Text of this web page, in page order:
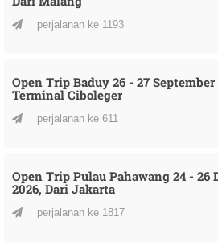
perjalanan ke 1193
Open Trip Baduy 26 - 27 September
Terminal Ciboleger
perjalanan ke 611
Open Trip Pulau Pahawang 24 - 26
2026, Dari Jakarta
perjalanan ke 1817